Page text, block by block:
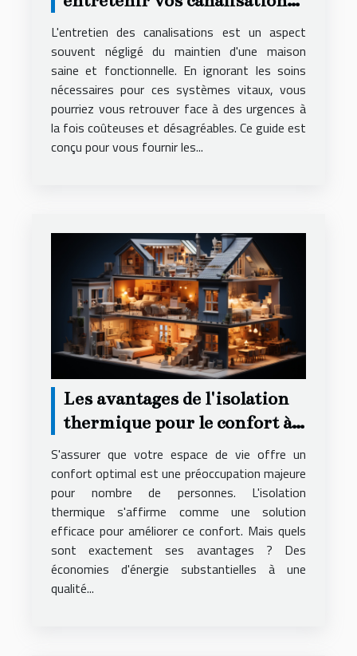
et éviter les urgences
L'entretien des canalisations est un aspect
souvent négligé du maintien d'une maison
saine et fonctionnelle. En ignorant les soins
nécessaires pour ces systèmes vitaux, vous
pourriez vous retrouver face à des urgences à
la fois coûteuses et désagréables. Ce guide est
conçu pour vous fournir les...
Les avantages de l'isolation
thermique pour le confort à
S'assurer que votre espace de vie offre un
confort optimal est une préoccupation majeure
pour nombre de personnes. L'isolation
thermique s'affirme comme une solution
efficace pour améliorer ce confort. Mais quels
sont exactement ses avantages ? Des
économies d'énergie substantielles à une
qualité...